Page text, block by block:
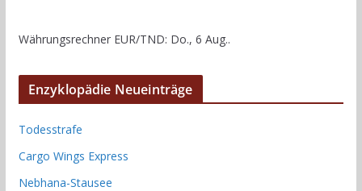
Währungsrechner EUR/TND: Do., 6 Aug..
Enzyklopädie Neueinträge
Todesstrafe
Cargo Wings Express
Nebhana-Stausee